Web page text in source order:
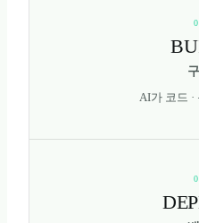
AI가 코드